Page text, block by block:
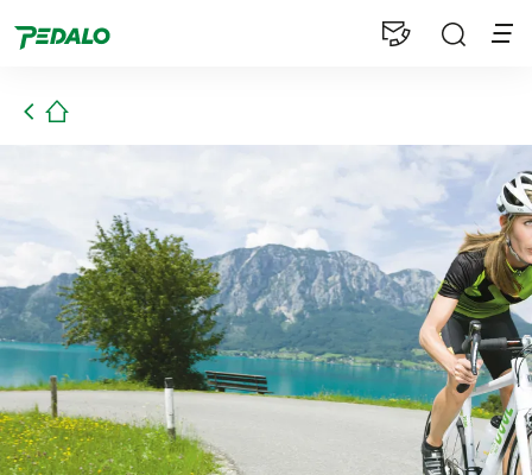
1
Startseite